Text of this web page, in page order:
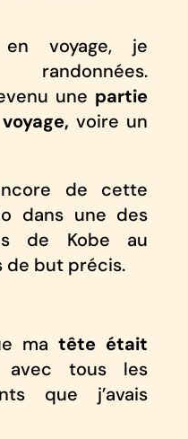
voyage, je
une partie
voire un
de cette
dans une des
de Kobe au
de but précis.
matête était
avec tous les
que j’avais